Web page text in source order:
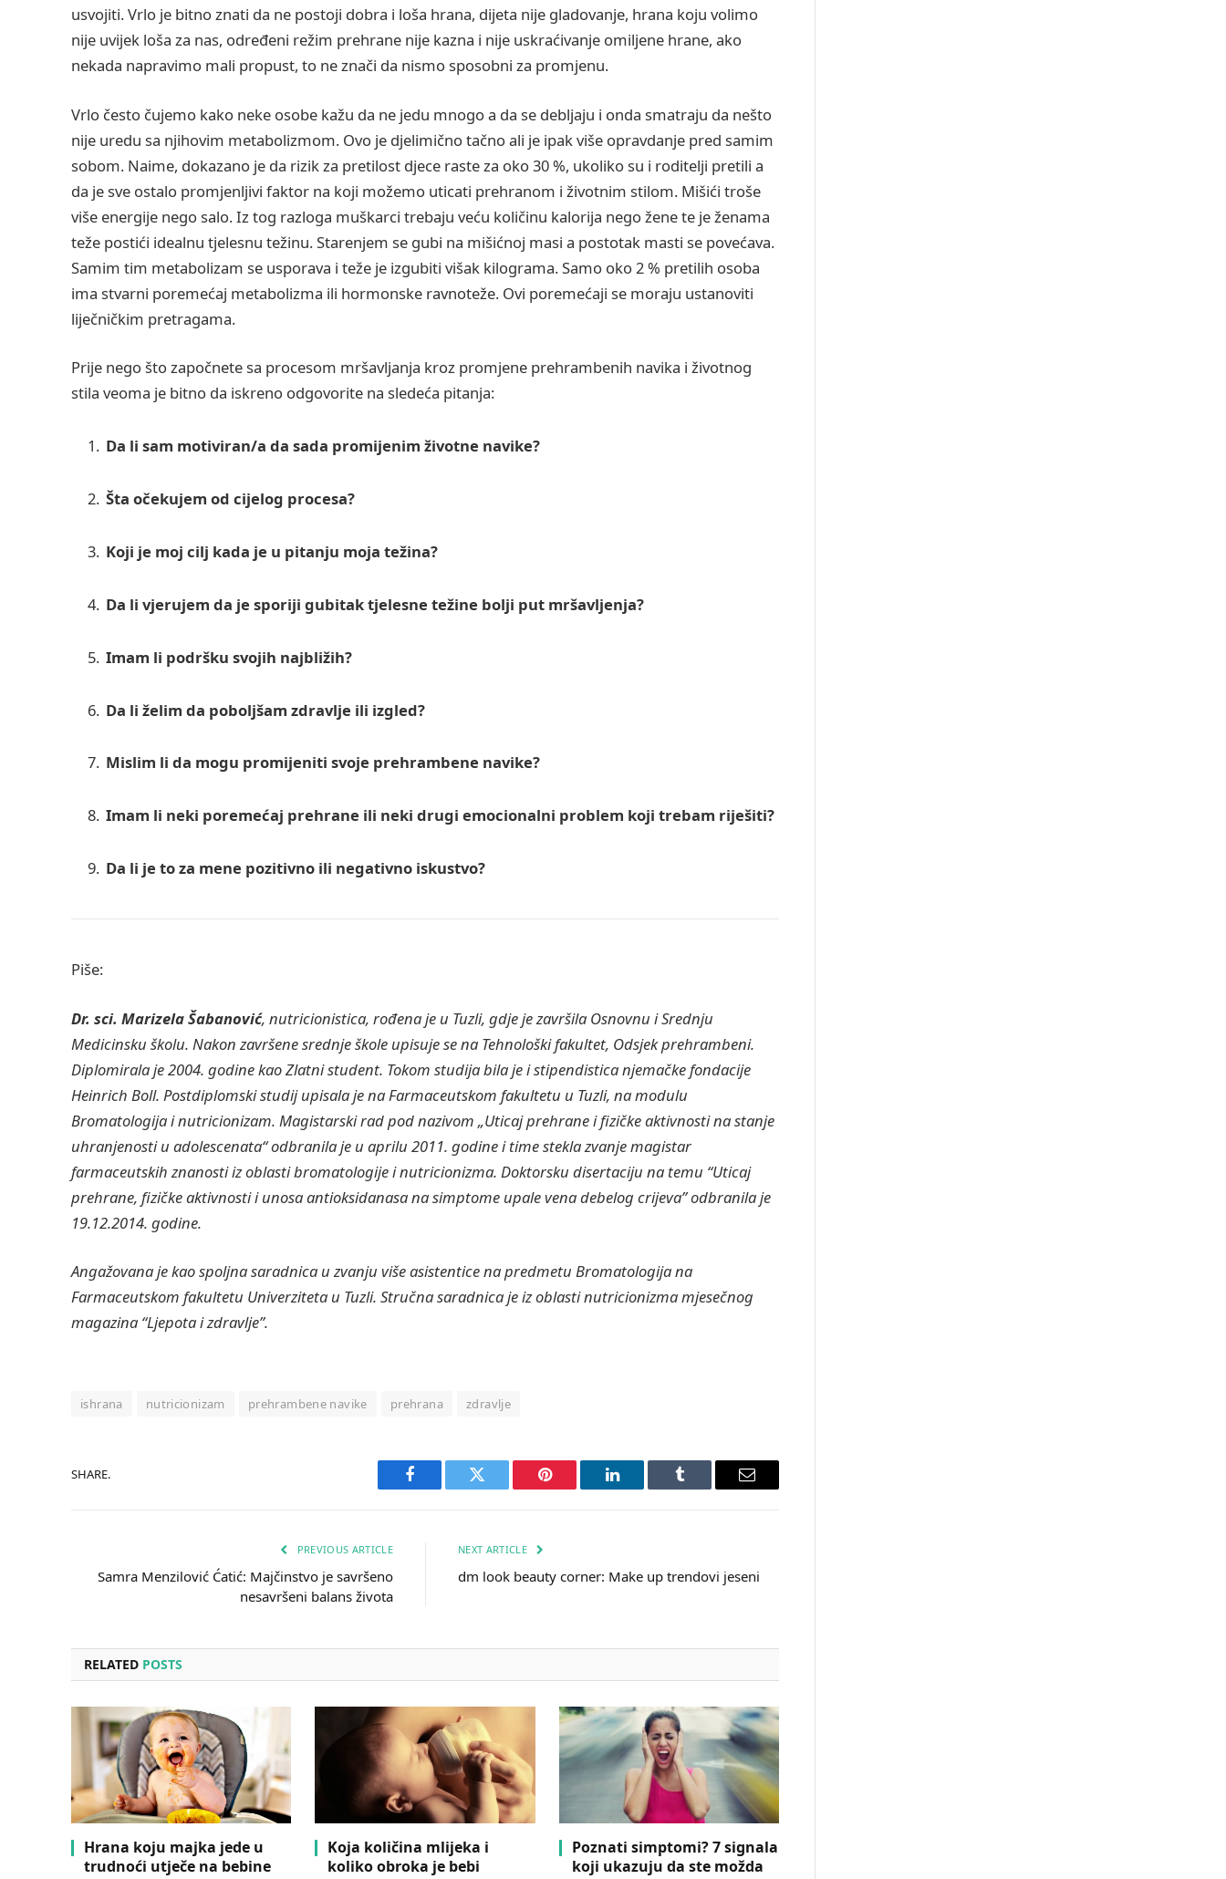
usvojiti. Vrlo je bitno znati da ne postoji dobra i loša hrana, dijeta nije gladovanje, hrana koju volimo
nije uvijek loša za nas, određeni režim prehrane nije kazna i nije uskraćivanje omiljene hrane, ako
nekada napravimo mali propust, to ne znači da nismo sposobni za promjenu.
Vrlo često čujemo kako neke osobe kažu da ne jedu mnogo a da se debljaju i onda smatraju da nešto
nije uredu sa njihovim metabolizmom. Ovo je djelimično tačno ali je ipak više opravdanje pred samim
sobom. Naime, dokazano je da rizik za pretilost djece raste za oko 30 %, ukoliko su i roditelji pretili a
da je sve ostalo promjenljivi faktor na koji možemo uticati prehranom i životnim stilom. Mišići troše
više energije nego salo. Iz tog razloga muškarci trebaju veću količinu kalorija nego žene te je ženama
teže postići idealnu tjelesnu težinu. Starenjem se gubi na mišićnoj masi a postotak masti se povećava.
Samim tim metabolizam se usporava i teže je izgubiti višak kilograma. Samo oko 2 % pretilih osoba
ima stvarni poremećaj metabolizma ili hormonske ravnoteže. Ovi poremećaji se moraju ustanoviti
liječničkim pretragama.
Prije nego što započnete sa procesom mršavljanja kroz promjene prehrambenih navika i životnog
stila veoma je bitno da iskreno odgovorite na sledeća pitanja:
Da li sam motiviran/a da sada promijenim životne navike?
Šta očekujem od cijelog procesa?
Koji je moj cilj kada je u pitanju moja težina?
Da li vjerujem da je sporiji gubitak tjelesne težine bolji put mršavljenja?
Imam li podršku svojih najbližih?
Da li želim da poboljšam zdravlje ili izgled?
Mislim li da mogu promijeniti svoje prehrambene navike?
Imam li neki poremećaj prehrane ili neki drugi emocionalni problem koji trebam riješiti?
Da li je to za mene pozitivno ili negativno iskustvo?
Piše:
Dr. sci. Marizela Šabanović, nutricionistica, rođena je u Tuzli, gdje je završila Osnovnu i Srednju
Medicinsku školu. Nakon završene srednje škole upisuje se na Tehnološki fakultet, Odsjek prehrambeni.
Diplomirala je 2004. godine kao Zlatni student. Tokom studija bila je i stipendistica njemačke fondacije
Heinrich Boll. Postdiplomski studij upisala je na Farmaceutskom fakultetu u Tuzli, na modulu
Bromatologija i nutricionizam. Magistarski rad pod nazivom „Uticaj prehrane i fizičke aktivnosti na stanje
uhranjenosti u adolescenata“ odbranila je u aprilu 2011. godine i time stekla zvanje magistar
farmaceutskih znanosti iz oblasti bromatologije i nutricionizma. Doktorsku disertaciju na temu “Uticaj
prehrane, fizičke aktivnosti i unosa antioksidanasa na simptome upale vena debelog crijeva” odbranila je
19.12.2014. godine.
Angažovana je kao spoljna saradnica u zvanju više asistentice na predmetu Bromatologija na
Farmaceutskom fakultetu Univerziteta u Tuzli. Stručna saradnica je iz oblasti nutricionizma mjesečnog
magazina “Ljepota i zdravlje”.
ishrana nutricionizam prehrambene navike prehrana zdravlje
SHARE.
Facebook Twitter Pinterest LinkedIn Tumblr Email
PREVIOUS ARTICLE
Samra Menzilović Ćatić: Majčinstvo je savršeno
nesavršeni balans života
NEXT ARTICLE
dm look beauty corner: Make up trendovi jeseni
RELATED POSTS
Hrana koju majka jede u
trudnoći utječe na bebine
Koja količina mlijeka i
koliko obroka je bebi
Poznati simptomi? 7 signala
koji ukazuju da ste možda